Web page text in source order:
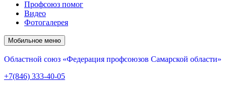
Профсоюз помог
Видео
Фотогалерея
Мобильное меню
Областной союз «Федерация профсоюзов Самарской области»
+7(846) 333-40-05